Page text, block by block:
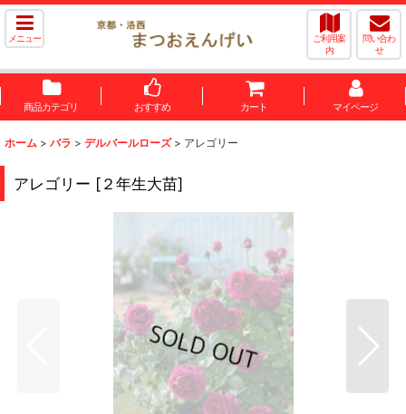
メニュー
ご利用案
内
問い合わ
せ
商品カテゴリ おすすめ カート マイページ
ホーム > バラ > デルバールローズ > アレゴリー
アレゴリー [２年生大苗]